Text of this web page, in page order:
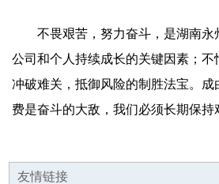
不畏艰苦，努力奋斗，是湖南永
公司和个人持续成长的关键因素；不
冲破难关，抵御风险的制胜法宝。成
费是奋斗的大敌，我们必须长期保持
友情链接